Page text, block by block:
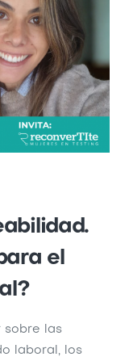
el
sobre las
laboral, los